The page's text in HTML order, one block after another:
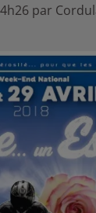
par